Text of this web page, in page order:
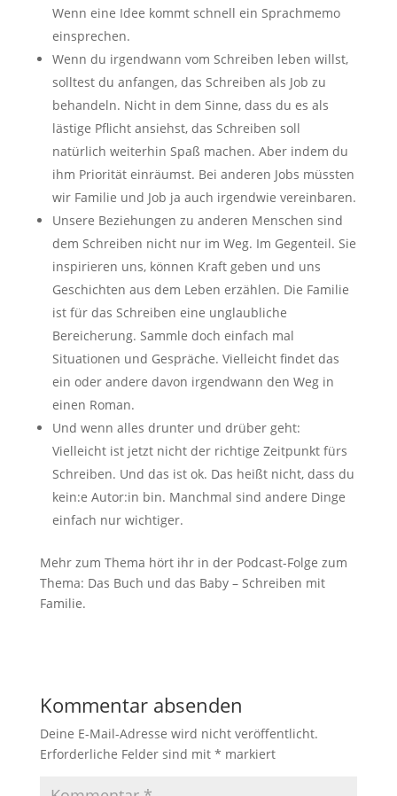
Wenn eine Idee kommt schnell ein Sprachmemo
einsprechen.
Wenn du irgendwann vom Schreiben leben willst,
solltest du anfangen, das Schreiben als Job zu
behandeln. Nicht in dem Sinne, dass du es als
lästige Pflicht ansiehst, das Schreiben soll
natürlich weiterhin Spaß machen. Aber indem du
ihm Priorität einräumst. Bei anderen Jobs müssten
wir Familie und Job ja auch irgendwie vereinbaren.
Unsere Beziehungen zu anderen Menschen sind
dem Schreiben nicht nur im Weg. Im Gegenteil. Sie
inspirieren uns, können Kraft geben und uns
Geschichten aus dem Leben erzählen. Die Familie
ist für das Schreiben eine unglaubliche
Bereicherung. Sammle doch einfach mal
Situationen und Gespräche. Vielleicht findet das
ein oder andere davon irgendwann den Weg in
einen Roman.
Und wenn alles drunter und drüber geht:
Vielleicht ist jetzt nicht der richtige Zeitpunkt fürs
Schreiben. Und das ist ok. Das heißt nicht, dass du
kein:e Autor:in bin. Manchmal sind andere Dinge
einfach nur wichtiger.
Mehr zum Thema hört ihr in der Podcast-Folge zum
Thema: Das Buch und das Baby – Schreiben mit
Familie.
Kommentar absenden
Deine E-Mail-Adresse wird nicht veröffentlicht.
Erforderliche Felder sind mit * markiert